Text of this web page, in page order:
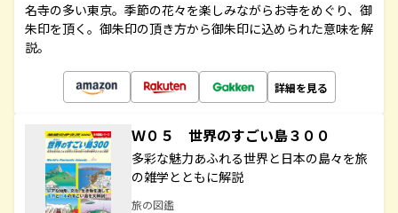
名寺の多い東京。季節の花々を楽しみながらお寺をめぐり、御
朱印を頂く。御朱印の頂き方から御朱印に込められた意味を解
説。
詳細を見る
Ｗ０５ 世界のすごい島３００
多彩な魅力あふれる世界と日本の島々を旅
の雑学とともに解説
旅の図鑑